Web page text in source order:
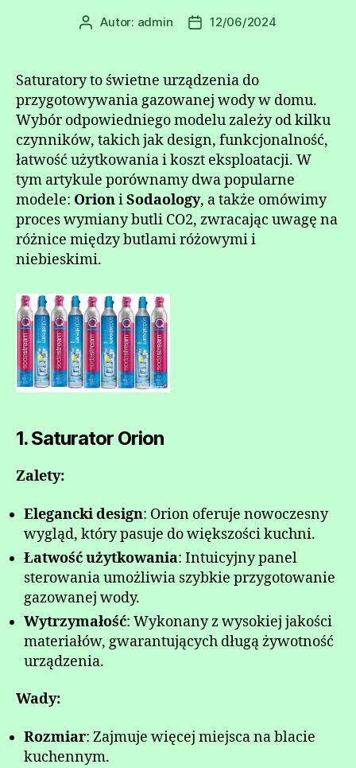
AutorAutor: admin
Data12/06/2024
Saturatory to świetne urządzenia do
przygotowywania gazowanej wody w domu.
Wybór odpowiedniego modelu zależy od kilku
czynników, takich jak design, funkcjonalność,
łatwość użytkowania i koszt eksploatacji. W
tym artykule porównamy dwa popularne
modele: OrioniSodaology, a także omówimy
proces wymiany butli CO2, zwracając uwagę na
różnice między butlami różowymi i
niebieskimi.
1. Saturator Orion
Zalety:
Elegancki design: Orion oferuje nowoczesny
wygląd, który pasuje do większości kuchni.
Łatwość użytkowania: Intuicyjny panel
sterowania umożliwia szybkie przygotowanie
gazowanej wody.
Wytrzymałość: Wykonany z wysokiej jakości
materiałów, gwarantujących długą żywotność
urządzenia.
Wady:
Rozmiar: Zajmuje więcej miejsca na blacie
kuchennym.